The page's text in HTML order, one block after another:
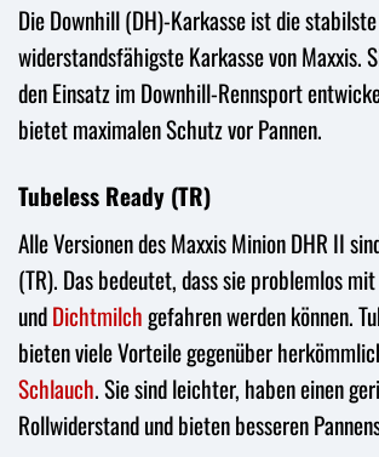
Die Downhill (DH)-Karkasse ist die
widerstandsfähigste Karkasse von Maxxis.
den Einsatz im Downhill-Rennsport
bietet maximalen Schutz vor Pannen.
Tubeless Ready (TR)
Alle Versionen des Maxxis Minion DHR II
(TR). Das bedeutet, dass sie problemlos
undDichtmilchgefahren werden können.
bieten viele Vorteile gegenüber
Schlauch. Sie sind leichter, haben einen
Rollwiderstand und bieten besseren